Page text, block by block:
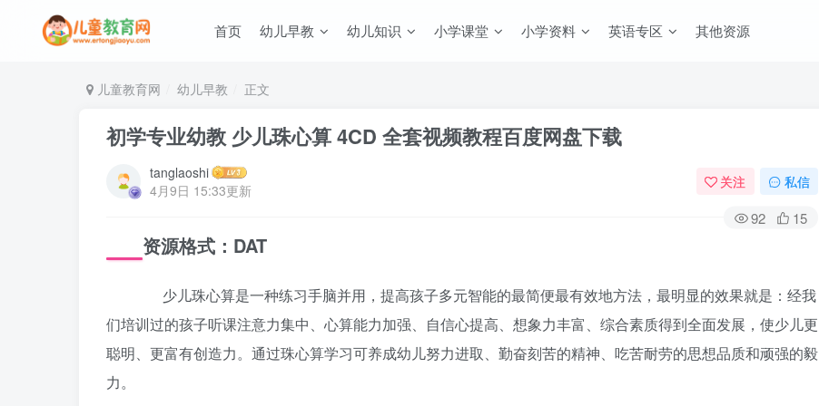
首页 幼儿早教 幼儿知识 小学课堂 小学资料 英语专区 其他资源
儿童教育网 幼儿早教 正文
初学专业幼教 少儿珠心算 4CD 全套视频教程百度网盘下载
tanglaoshi
4月9日 15:33更新
关注 私信
92 15
资源格式：DAT
少儿珠心算是一种练习手脑并用，提高孩子多元智能的最简便最有效地方法，最明显的效果就是：经我
们培训过的孩子听课注意力集中、心算能力加强、自信心提高、想象力丰富、综合素质得到全面发展，使少儿更
聪明、更富有创造力。通过珠心算学习可养成幼儿努力进取、勤奋刻苦的精神、吃苦耐劳的思想品质和顽强的毅
力。